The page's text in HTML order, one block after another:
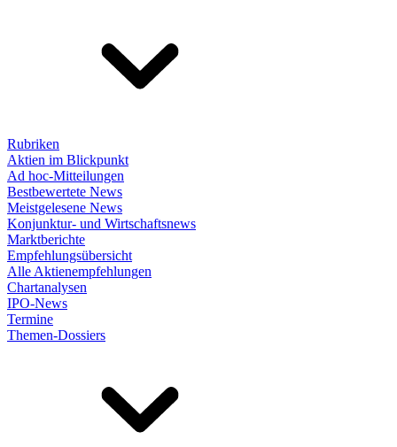
Rubriken
Aktien im Blickpunkt
Ad hoc-Mitteilungen
Bestbewertete News
Meistgelesene News
Konjunktur- und Wirtschaftsnews
Marktberichte
Empfehlungsübersicht
Alle Aktienempfehlungen
Chartanalysen
IPO-News
Termine
Themen-Dossiers